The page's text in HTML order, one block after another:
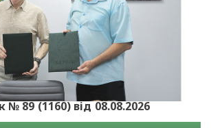
№ 89 (1160) від 08.08.2026